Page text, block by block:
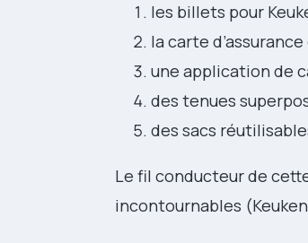
les billets pour
la carte
une application de
des tenues
des sacs
Le fil conducteur de
incontournables